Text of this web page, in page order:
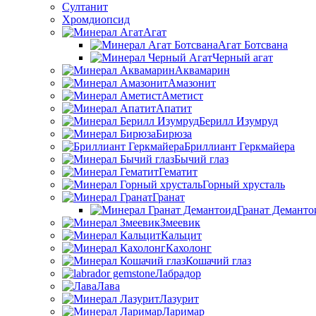
Султанит
Хромдиопсид
Агат
Агат Ботсвана
Черный агат
Аквамарин
Амазонит
Аметист
Апатит
Берилл Изумруд
Бирюза
Бриллиант Геркмайера
Бычий глаз
Гематит
Горный хрусталь
Гранат
Гранат
Змеевик
Кальцит
Кахолонг
Кошачий глаз
Лабрадор
Лава
Лазурит
Ларимар